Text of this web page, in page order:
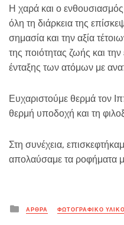
Η χαρά και ο
όλη τη διάρκεια της
σημασία και την αξία
της ποιότητας ζωής και
ένταξης των ατόμων με
Ευχαριστούμε θερμά τον
θερμή υποδοχή και τη
Στη συνέχεια,
απολαύσαμε τα ροφήματα
Posted
in
ΑΡΘΡΑ ΦΩΤΟΓΡΑΦΙΚΟ ΥΛΙΚΟ